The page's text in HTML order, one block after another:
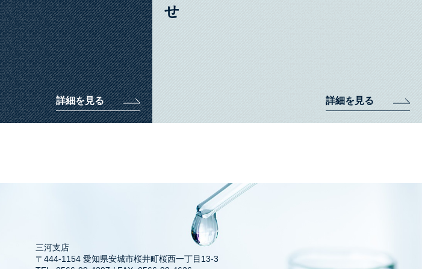
詳細を見る 詳細を見る
三河支店
〒444-1154 愛知県安城市桜井町桜西一丁目13-3